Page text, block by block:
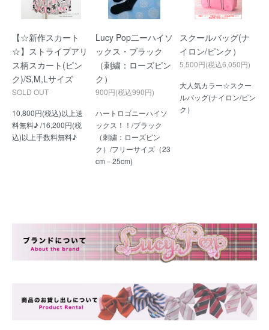
【☆新作スカート
☆】ストライプアリ
ス柄スカート(ピン
ク)/S,M,Lサイズ
SOLD OUT
10,800円(税込)以上送
料無料♪ /16,200円(税
込)以上手数料無料♪
Lucy Pop二ーハイソ
ックス・ブラック
（刺繍：ローズピン
ク）
900円(税込990円)
ハートロゴニーハイソ
ックス！！/ブラック
（刺繍：ローズピン
ク）/フリーサイズ（23
cm－25cm)
スクールバッグ(ナ
イロン/ピンク）
5,500円(税込6,050円)
大人気カラー☆スクー
ルバッグ(ナイロン/ピン
ク）